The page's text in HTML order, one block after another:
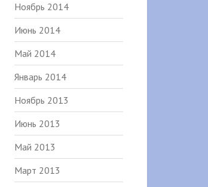
Ноябрь 2014
Июнь 2014
Май 2014
Январь 2014
Ноябрь 2013
Июнь 2013
Май 2013
Март 2013